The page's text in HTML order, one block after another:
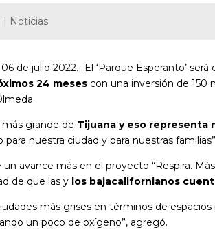
| Noticias
de julio 2022.- El ‘Parque Esperanto’
24 meses con una inversión de 150
más grande de Tijuana y eso
nuestra ciudad y para nuestras
avance más en el proyecto “Respira.
de que las y los bajacalifornianos
más grises en términos de
un poco de oxígeno”, agregó.